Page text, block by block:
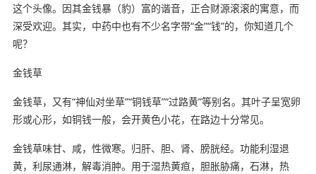
这个头像。因其金钱暴（豹）富的谐音，正合财源滚滚的寓意，而
深受欢迎。其实，中药中也有不少名字带“金”“钱”的，你知道几个
呢？
金钱草
金钱草，又有“神仙对坐草”“铜钱草”“过路黄”等别名。其叶子呈宽卵
形或心形，如铜钱一般，会开黄色小花，在路边十分常见。
金钱草味甘、咸，性微寒。归肝、胆、肾、膀胱经。功能利湿退
黄，利尿通淋，解毒消肿。用于湿热黄疸，胆胀胁痛，石淋，热